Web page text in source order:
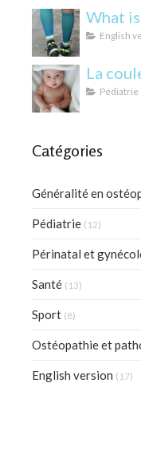
What
English
La
Pédiatrie
Catégories
Généralité en
Pédiatrie (12)
Périnatal et
Santé (13)
Sport (8)
Ostéopathie et
English version (17)